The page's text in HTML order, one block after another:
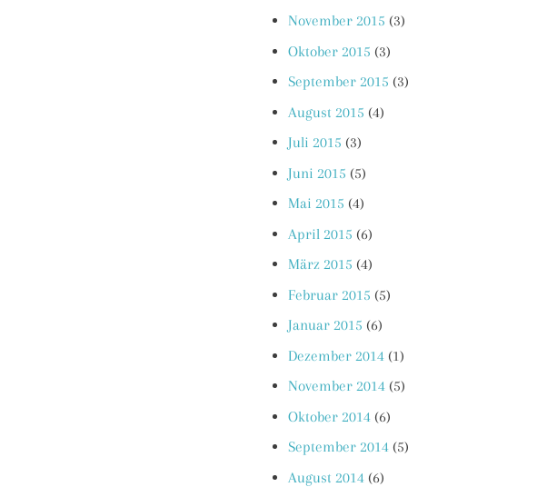
November 2015 (3)
Oktober 2015 (3)
September 2015 (3)
August 2015 (4)
Juli 2015 (3)
Juni 2015 (5)
Mai 2015 (4)
April 2015 (6)
März 2015 (4)
Februar 2015 (5)
Januar 2015 (6)
Dezember 2014 (1)
November 2014 (5)
Oktober 2014 (6)
September 2014 (5)
August 2014 (6)